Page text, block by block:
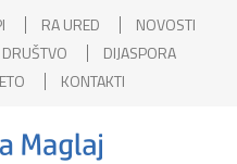
RA URED
NOVOSTI
DIJASPORA
KONTAKTI